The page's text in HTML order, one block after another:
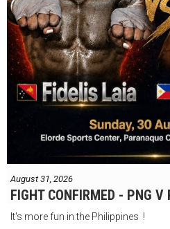
August 31, 2026
FIGHT CONFIRMED - PNG V
It's more fun in the Philippines !